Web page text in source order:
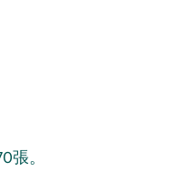
張。